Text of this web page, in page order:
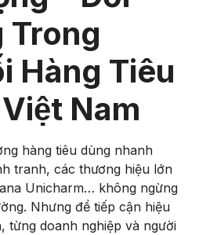
Trong
Hàng Tiêu
Nam
hàng tiêu dùng nhanh
tranh, các thương hiệu lớn
Unicharm… không ngừng
Nhưng để tiếp cận hiệu
từng doanh nghiệp và người